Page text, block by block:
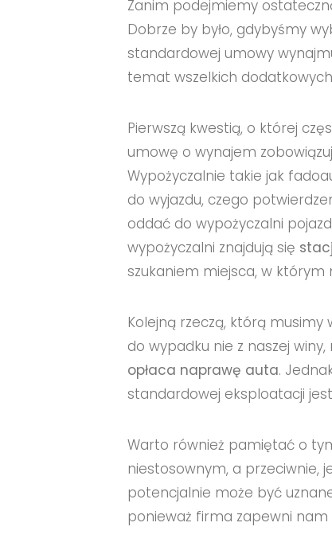
Zanim podejmiemy
Dobrze by było, gdybyśmy
standardowej umowy
temat wszelkich
Pierwszą kwestią, o której
umowę o wynajem
Wypożyczalnie takie jak
do wyjazdu, czego
oddać do wypożyczalni
wypożyczalni znajdują się
szukaniem miejsca, w
Kolejną rzeczą, którą musimy
do wypadku nie z naszej
opłaca naprawę auta.
standardowej eksploatacji
Warto również pamiętać o
niestosownym, a przeciwnie,
potencjalnie może być
ponieważ firma zapewni nam